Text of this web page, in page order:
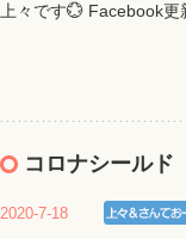
上々です💮 Facebook
コロナシールド
2020-7-18